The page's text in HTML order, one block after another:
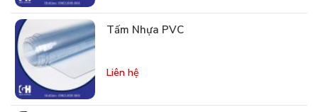
Tấm Nhựa PVC
Liên hệ